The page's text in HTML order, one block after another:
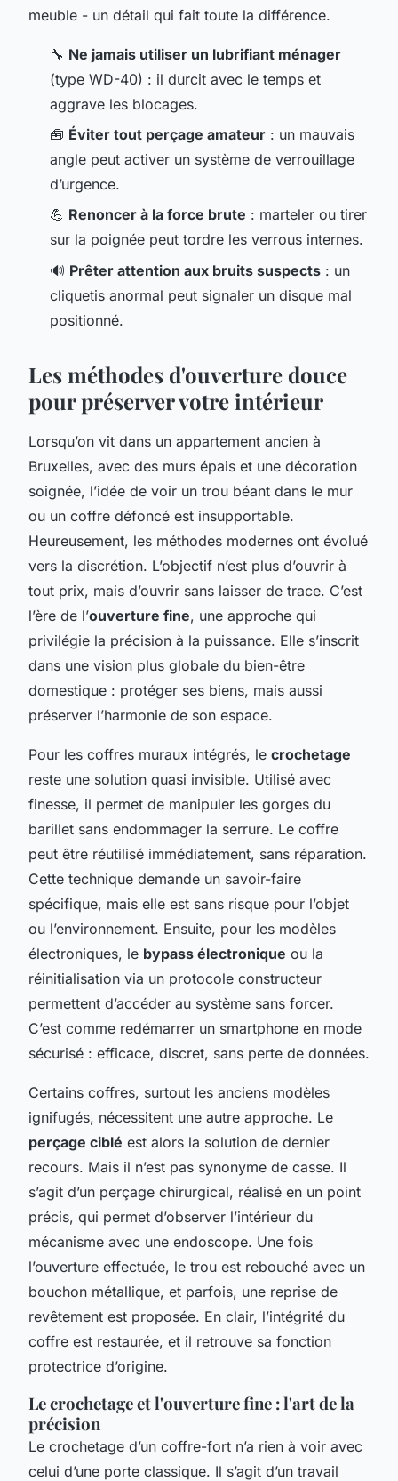
meuble - un détail qui fait toute la différence.
🔧 Ne jamais utiliser un lubrifiant ménager
(type WD-40) : il durcit avec le temps et
aggrave les blocages.
🧰 Éviter tout perçage amateur : un mauvais
angle peut activer un système de verrouillage
d’urgence.
💪 Renoncer à la force brute : marteler ou tirer
sur la poignée peut tordre les verrous internes.
🔊 Prêter attention aux bruits suspects : un
cliquetis anormal peut signaler un disque mal
positionné.
Les méthodes d'ouverture douce
pour préserver votre intérieur
Lorsqu’on vit dans un appartement ancien à
Bruxelles, avec des murs épais et une décoration
soignée, l’idée de voir un trou béant dans le mur
ou un coffre défoncé est insupportable.
Heureusement, les méthodes modernes ont évolué
vers la discrétion. L’objectif n’est plus d’ouvrir à
tout prix, mais d’ouvrir sans laisser de trace. C’est
l’ère de l’ouverture fine, une approche qui
privilégie la précision à la puissance. Elle s’inscrit
dans une vision plus globale du bien-être
domestique : protéger ses biens, mais aussi
préserver l’harmonie de son espace.
Pour les coffres muraux intégrés, le crochetage
reste une solution quasi invisible. Utilisé avec
finesse, il permet de manipuler les gorges du
barillet sans endommager la serrure. Le coffre
peut être réutilisé immédiatement, sans réparation.
Cette technique demande un savoir-faire
spécifique, mais elle est sans risque pour l’objet
ou l’environnement. Ensuite, pour les modèles
électroniques, le bypass électronique ou la
réinitialisation via un protocole constructeur
permettent d’accéder au système sans forcer.
C’est comme redémarrer un smartphone en mode
sécurisé : efficace, discret, sans perte de données.
Certains coffres, surtout les anciens modèles
ignifugés, nécessitent une autre approche. Le
perçage ciblé est alors la solution de dernier
recours. Mais il n’est pas synonyme de casse. Il
s’agit d’un perçage chirurgical, réalisé en un point
précis, qui permet d’observer l’intérieur du
mécanisme avec une endoscope. Une fois
l’ouverture effectuée, le trou est rebouché avec un
bouchon métallique, et parfois, une reprise de
revêtement est proposée. En clair, l’intégrité du
coffre est restaurée, et il retrouve sa fonction
protectrice d’origine.
Le crochetage et l'ouverture fine : l'art de la
précision
Le crochetage d’un coffre-fort n’a rien à voir avec
celui d’une porte classique. Il s’agit d’un travail